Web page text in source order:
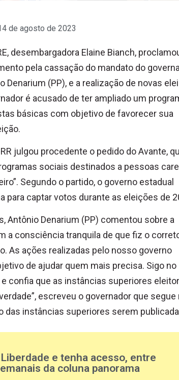
de agosto de 2023
desembargadora Elaine Bianch,
pela cassação do mandato do
Denarium (PP), e a realização de novas
é acusado de ter ampliado um
básicas com objetivo de favorecer sua
julgou procedente o pedido do Avante,
sociais destinados a pessoas
Segundo o partido, o governo estadual
para captar votos durante as eleições de
Antônio Denarium (PP) comentou sobre a
a consciência tranquila de que fiz o
As ações realizadas pelo nosso governo
de ajudar quem mais precisa. Sigo no
confia que as instâncias superiores
escreveu o governador que segue
das instâncias superiores serem
e tenha acesso, entre
da coluna panorama